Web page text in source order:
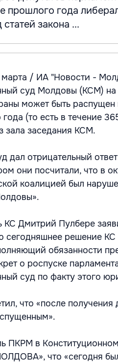
прошлого года
закона ...
/ ИА "Новости -
суд Молдовы (КСМ)
может быть распущен
года (то есть в течение
заседания КСМ.
дал отрицательный
они посчитали, что в
коалицией был
КС Дмитрий Пулбере
решение КС
обязанности
о роспуске
суд по факту этого
что «после
ПКРМ в
что «сегодня был